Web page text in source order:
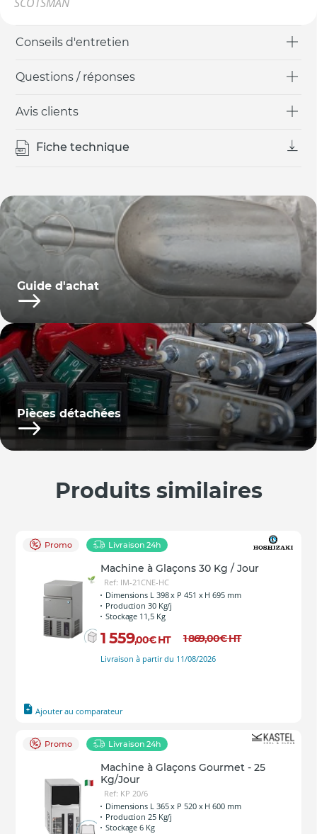
Conseils d'entretien
Questions / réponses
Avis clients
Fiche technique
Guide d'achat
Pièces détachées
Produits similaires
Promo Livraison 24h
Machine à Glaçons 30 Kg / Jour
Ref: IM-21CNE-HC
Dimensions L 398 x P 451 x H 695 mm
Production 30 Kg/j
Stockage 11,5 Kg
1 559,00€ HT 1 869,00€HT
Livraison à partir du 11/08/2026
Ajouter au comparateur
Promo Livraison 24h
Machine à Glaçons Gourmet - 25
Kg/Jour
Ref: KP 20/6
Dimensions L 365 x P 520 x H 600 mm
Production 25 Kg/j
Stockage 6 Kg